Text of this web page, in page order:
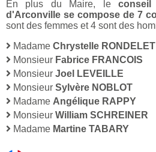
En plus du Maire, le
d'Arconville se compose de 7
sont des femmes et 4 sont des
Madame Chrystelle RONDELET
Monsieur Fabrice FRANCOIS
Monsieur Joel LEVEILLE
Monsieur Sylvère NOBLOT
Madame Angélique RAPPY
Monsieur William SCHREINER
Madame Martine TABARY